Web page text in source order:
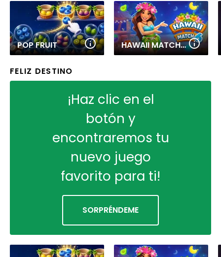
POP FRUIT HAWAII MATCH 6
FELIZ DESTINO
¡Haz clic en el
botón y
encontraremos tu
nuevo juego
favorito para ti!
SORPRÉNDEME